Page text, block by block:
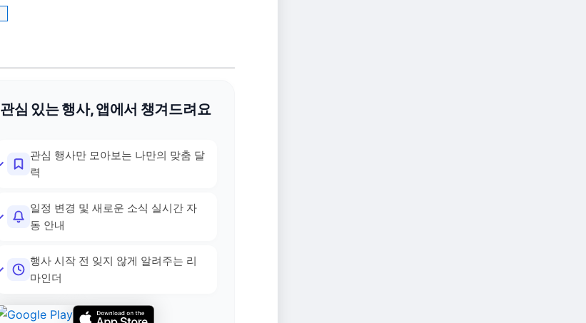
관심 있는 행사, 앱에서 챙겨드려요
관심 행사만 모아보는 나만의 맞춤 달
력
일정 변경 및 새로운 소식 실시간 자
동 안내
행사 시작 전 잊지 않게 알려주는 리
마인더